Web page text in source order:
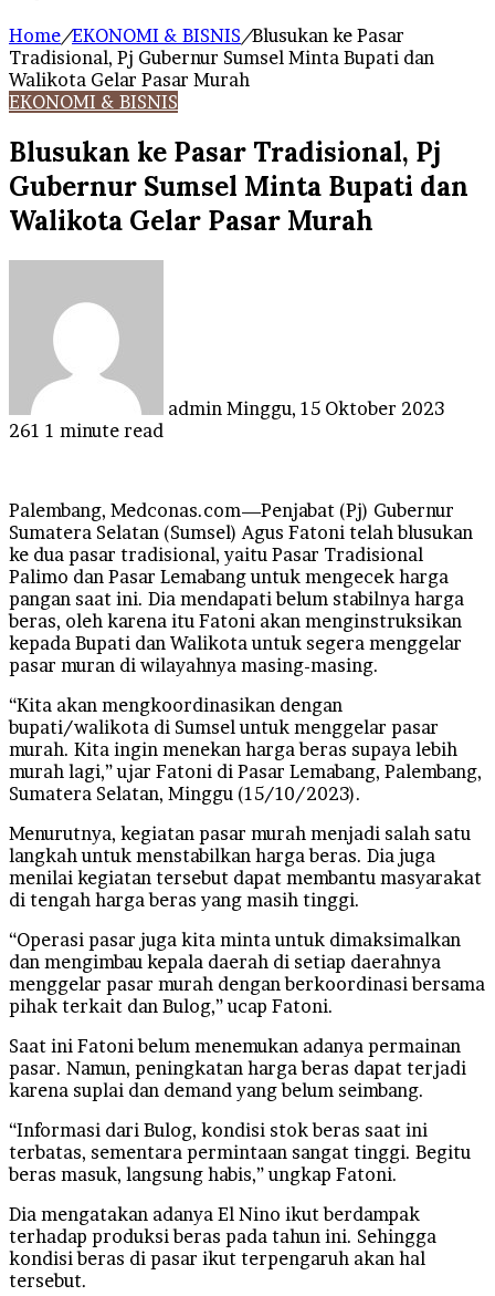
Home/EKONOMI & BISNIS/Blusukan ke Pasar
Tradisional, Pj Gubernur Sumsel Minta Bupati dan
Walikota Gelar Pasar Murah
EKONOMI & BISNIS
Blusukan ke Pasar Tradisional, Pj
Gubernur Sumsel Minta Bupati dan
Walikota Gelar Pasar Murah
admin Minggu, 15 Oktober 2023
261 1 minute read
Palembang, Medconas.com—Penjabat (Pj) Gubernur
Sumatera Selatan (Sumsel) Agus Fatoni telah blusukan
ke dua pasar tradisional, yaitu Pasar Tradisional
Palimo dan Pasar Lemabang untuk mengecek harga
pangan saat ini. Dia mendapati belum stabilnya harga
beras, oleh karena itu Fatoni akan menginstruksikan
kepada Bupati dan Walikota untuk segera menggelar
pasar muran di wilayahnya masing-masing.
“Kita akan mengkoordinasikan dengan
bupati/walikota di Sumsel untuk menggelar pasar
murah. Kita ingin menekan harga beras supaya lebih
murah lagi,” ujar Fatoni di Pasar Lemabang, Palembang,
Sumatera Selatan, Minggu (15/10/2023).
Menurutnya, kegiatan pasar murah menjadi salah satu
langkah untuk menstabilkan harga beras. Dia juga
menilai kegiatan tersebut dapat membantu masyarakat
di tengah harga beras yang masih tinggi.
“Operasi pasar juga kita minta untuk dimaksimalkan
dan mengimbau kepala daerah di setiap daerahnya
menggelar pasar murah dengan berkoordinasi bersama
pihak terkait dan Bulog,” ucap Fatoni.
Saat ini Fatoni belum menemukan adanya permainan
pasar. Namun, peningkatan harga beras dapat terjadi
karena suplai dan demand yang belum seimbang.
“Informasi dari Bulog, kondisi stok beras saat ini
terbatas, sementara permintaan sangat tinggi. Begitu
beras masuk, langsung habis,” ungkap Fatoni.
Dia mengatakan adanya El Nino ikut berdampak
terhadap produksi beras pada tahun ini. Sehingga
kondisi beras di pasar ikut terpengaruh akan hal
tersebut.